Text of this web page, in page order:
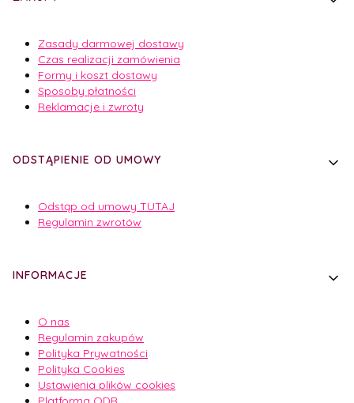
Zasady darmowej dostawy
Czas realizacji zamówienia
Formy i koszt dostawy
Sposoby płatności
Reklamacje i zwroty
ODSTĄPIENIE OD UMOWY
Odstąp od umowy TUTAJ
Regulamin zwrotów
INFORMACJE
O nas
Regulamin zakupów
Polityka Prywatności
Polityka Cookies
Ustawienia plików cookies